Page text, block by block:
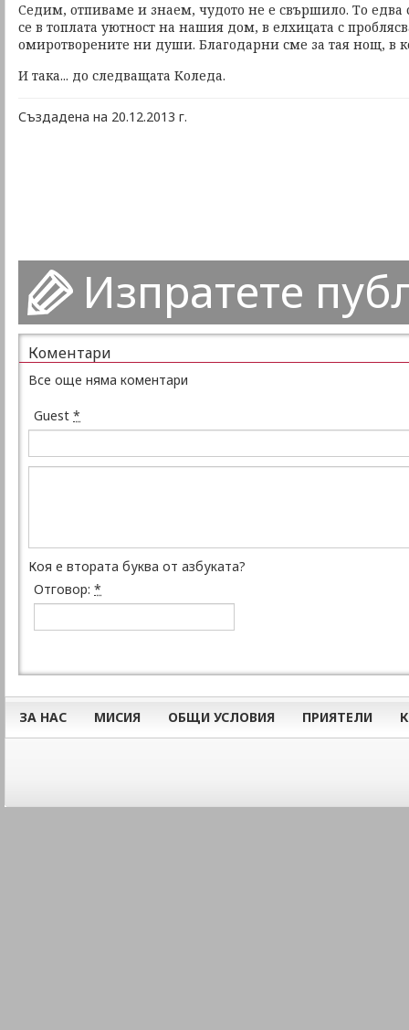
Седим, отпиваме и знаем, чудото не е свършило. То едва
се в топлата уютност на нашия дом, в елхицата с
омиротворените ни души. Благодарни сме за тая нощ, в
И така... до следващата Коледа.
Създадена на 20.12.2013 г.
Изпратете
Коментари
Все още няма коментари
Guest *
Коя е втората буква от азбуката?
Отговор: *
ЗА НАС МИСИЯ ОБЩИ УСЛОВИЯ ПРИЯТЕЛИ